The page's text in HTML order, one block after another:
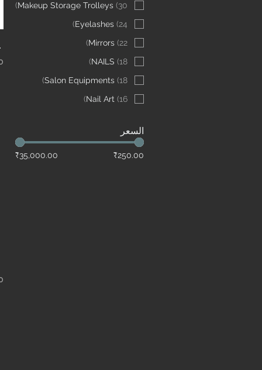
Makeup Storage Trolleys (30
)
Eyelashes (24
)
Mirrors (22
)
NAILS (18
)
Salon Equipments (18
)
Nail Art (16
)
السعر
₹250.00
₹35,000.00
06 (Grey)